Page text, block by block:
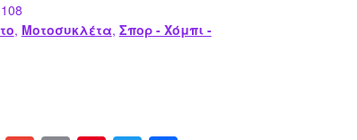
, Μοτοσυκλέτα, Σπορ - Χόμπι -